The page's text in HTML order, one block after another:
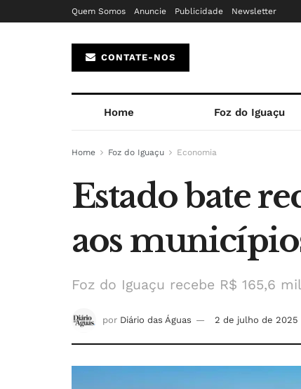
Quem Somos Anuncie Publicidade Newsletter
CONTATE-NOS
Home Foz do Iguaçu
Home Foz do Iguaçu Economia
Estado bate
aos
Foz do Iguaçu recebe R$ 165,6
por Diário das Águas 2 de julho de 2025